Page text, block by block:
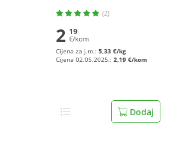
(2)
2 19
€/kom
Cijena za j.m.: 5,33 €/kg
Cijena 02.05.2025.: 2,19 €/kom
Dodaj